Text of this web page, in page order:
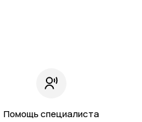
Помощь специалиста